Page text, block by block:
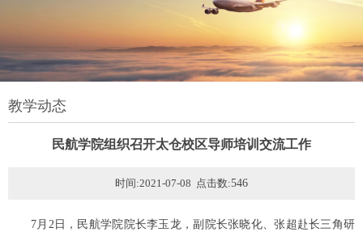
教学动态
民航学院组织召开太仓校区导师培训交流工作
时间:2021-07-08 点击数:546
7月2日，民航学院院长李玉龙，副院长张晓化、张超赴长三角研